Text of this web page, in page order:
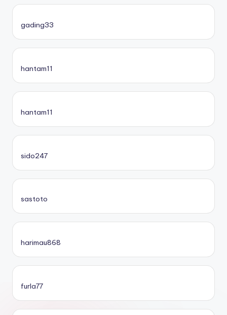
gading33
hantam11
hantam11
sido247
sastoto
harimau868
furla77